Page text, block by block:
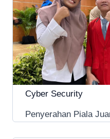
Cyber Security
Penyerahan Piala